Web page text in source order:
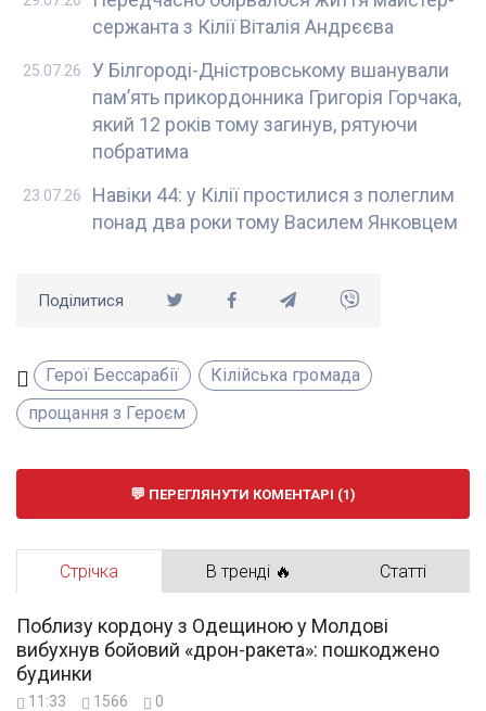
сержанта з Кілії Віталія Андрєєва
У Білгороді-Дністровському вшанували
пам’ять прикордонника Григорія Горчака,
який 12 років тому загинув, рятуючи
побратима
25.07.26
Навіки 44: у Кілії простилися з полеглим
понад два роки тому Василем Янковцем
23.07.26
Поділитися
Герої Бессарабії
Кілійська громада
прощання з Героєм
ПЕРЕГЛЯНУТИ КОМЕНТАРІ (1)
Стрічка В тренді 🔥 Статті
Поблизу кордону з Одещиною у Молдові
вибухнув бойовий «дрон-ракета»: пошкоджено
будинки
11:33 1566 0